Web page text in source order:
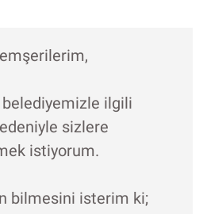
belediyemizle ilgili
sizlere
istiyorum.
bilmesini isterim ki;